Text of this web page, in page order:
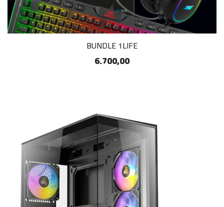
BUNDLE 1LIFE
6.700,00